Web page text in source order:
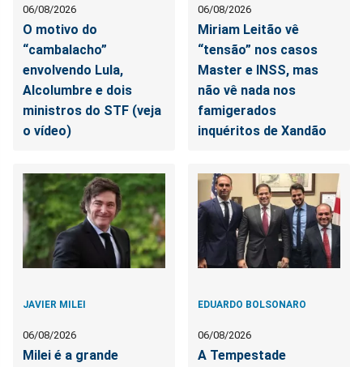
06/08/2026
O motivo do
“cambalacho”
envolvendo Lula,
Alcolumbre e dois
ministros do STF (veja
o vídeo)
06/08/2026
Miriam Leitão vê
“tensão” nos casos
Master e INSS, mas
não vê nada nos
famigerados
inquéritos de Xandão
JAVIER MILEI
06/08/2026
Milei é a grande
EDUARDO BOLSONARO
06/08/2026
A Tempestade